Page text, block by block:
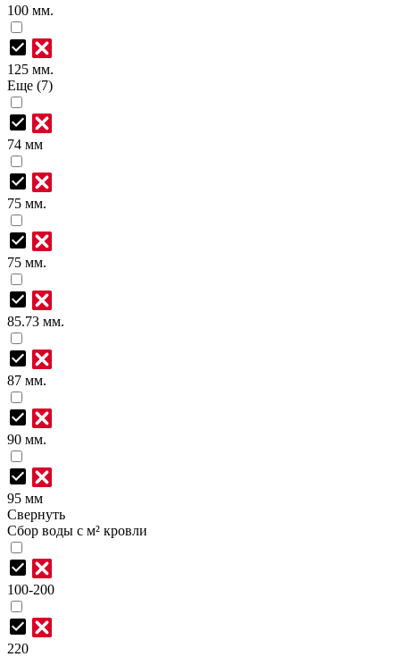
100 мм.
125 мм.
Еще (7)
74 мм
75 мм.
75 мм.
85.73 мм.
87 мм.
90 мм.
95 мм
Свернуть
Сбор воды с м² кровли
100-200
220